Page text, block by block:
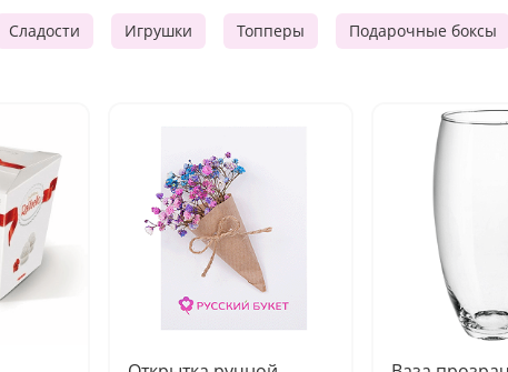
Сладости Игрушки Топперы Подарочные боксы